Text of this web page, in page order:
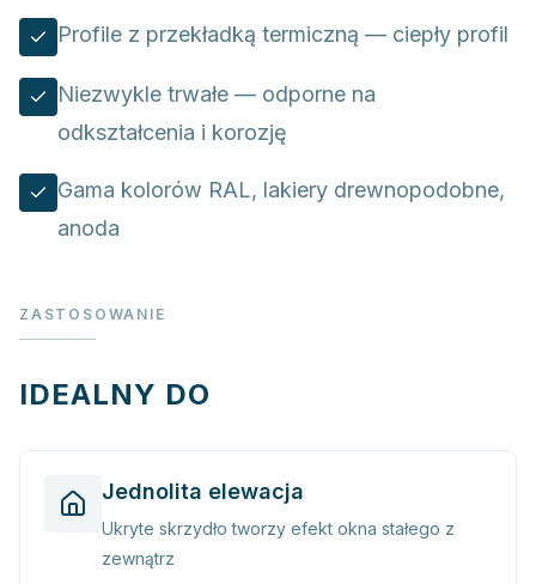
Profile z przekładką termiczną — ciepły profil
Niezwykle trwałe — odporne na
odkształcenia i korozję
Gama kolorów RAL, lakiery drewnopodobne,
anoda
ZASTOSOWANIE
IDEALNY DO
Jednolita elewacja
Ukryte skrzydło tworzy efekt okna stałego z
zewnątrz